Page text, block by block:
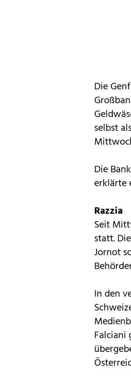
Die
selbst
Die
erklärte
Razzia
Seit
statt.
Jornot
In den
Falciani